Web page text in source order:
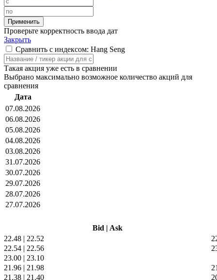
Проверьте корректность ввода дат
Закрыть
Сравнить с индексом: Hang Seng
Такая акция уже есть в сравнении
Выбрано максимально возможное количество акций для
сравнения
Дата
07.08.2026
06.08.2026
05.08.2026
04.08.2026
03.08.2026
31.07.2026
30.07.2026
29.07.2026
28.07.2026
27.07.2026
Bid | Ask
22.48 | 22.52
22.54 | 22.56
23.00 | 23.10
21.96 | 21.98
21.38 | 21.40